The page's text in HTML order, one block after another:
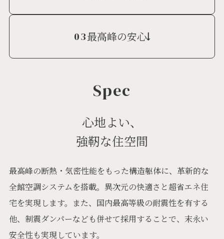
03最高峰の安心
Spec
心地よい、
強靭な住空間
最高峰の断熱・気密性能をもった構造躯体に、革新的な
全館空調システムを搭載。異次元の快適さと超省エネ住
宅を実現します。また、国内最高等級の耐震性を有する
他、制震ダンパーなども併せて採用することで、末永い
安全性も実現しています。